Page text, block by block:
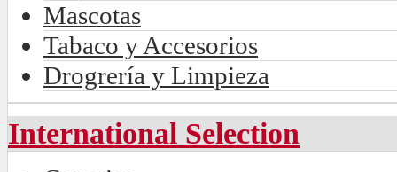
Mascotas
Tabaco y Accesorios
Drogrería y Limpieza
International Selection